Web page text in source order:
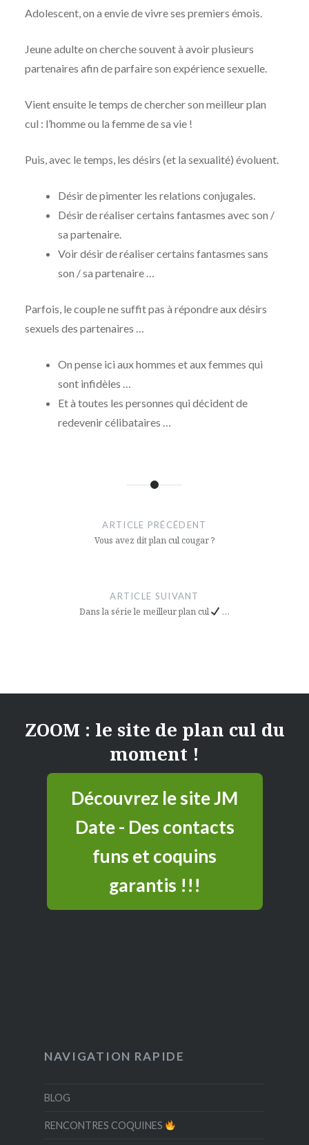
Adolescent, on a envie de vivre ses premiers émois.
Jeune adulte on cherche souvent à avoir plusieurs
partenaires afin de parfaire son expérience sexuelle.
Vient ensuite le temps de chercher son meilleur plan
cul : l’homme ou la femme de sa vie !
Puis, avec le temps, les désirs (et la sexualité) évoluent.
Désir de pimenter les relations conjugales.
Désir de réaliser certains fantasmes avec son /
sa partenaire.
Voir désir de réaliser certains fantasmes sans
son / sa partenaire …
Parfois, le couple ne suffit pas à répondre aux désirs
sexuels des partenaires …
On pense ici aux hommes et aux femmes qui
sont infidèles …
Et à toutes les personnes qui décident de
redevenir célibataires …
ARTICLE PRÉCÉDENT
Vous avez dit plan cul cougar ?
ARTICLE SUIVANT
Dans la série le meilleur plan cul …
ZOOM : le site de plan cul du
moment !
Découvrez le site JM
Date - Des contacts
funs et coquins
garantis !!!
NAVIGATION RAPIDE
BLOG
RENCONTRES COQUINES